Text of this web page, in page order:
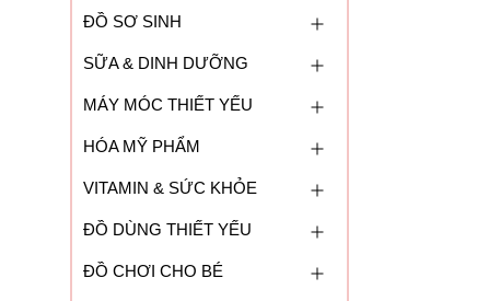
ĐỒ SƠ SINH
SỮA & DINH DƯỠNG
MÁY MÓC THIẾT YẾU
HÓA MỸ PHẨM
VITAMIN & SỨC KHỎE
ĐỒ DÙNG THIẾT YẾU
ĐỒ CHƠI CHO BÉ